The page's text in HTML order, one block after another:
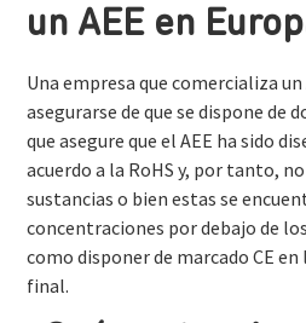
un AEE en
Una empresa que comercializa un
asegurarse de que se dispone de
que asegure que el AEE ha sido
acuerdo a la RoHS y, por tanto,
sustancias o bien estas se
concentraciones por debajo de
como disponer de marcado CE
final.